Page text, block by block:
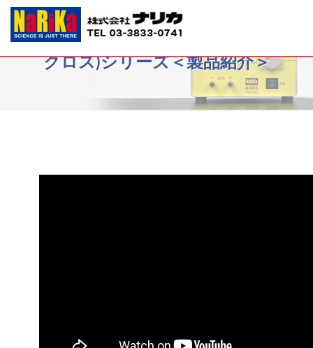
D21-4165~78生物顕微鏡NECROS(ネ
クロス)シリーズ＜製品紹介＞